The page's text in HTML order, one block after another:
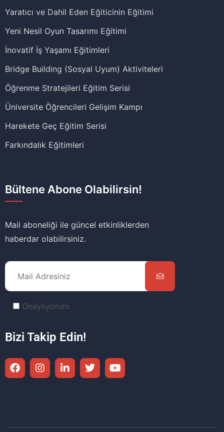
Yaratıcı ve Dahil Eden Eğiticinin Eğitimi
Yeni Nesil Oyun Tasarımı Eğitimi
İnovatif İş Yaşamı Eğitimleri
Bridge Building (Sosyal Uyum) Aktiviteleri
Öğrenme Stratejileri Eğitim Serisi
Üniversite Öğrencileri Gelişim Kampı
Harekete Geç Eğitim Serisi
Farkındalık Eğitimleri
Bültene Abone Olabilirsin!
Mail aboneliği ile güncel etkinliklerden
haberdar olabilirsiniz.
Onaylıyorum
Bizi Takip Edin!